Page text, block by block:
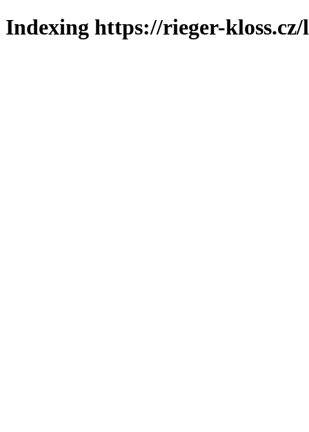
Indexing https://rieger-